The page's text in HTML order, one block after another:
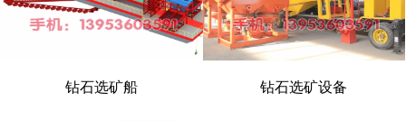
钻石选矿船 钻石选矿设备